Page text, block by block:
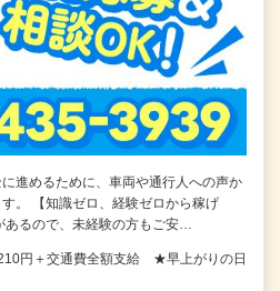
進めるために、車両や通行人への声か
。 【知識ゼロ、経験ゼロから稼げ
あるので、未経験の方もご安…
円＋交通費全額支給 ★早上がりの日